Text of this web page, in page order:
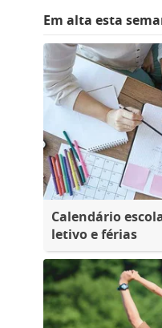
Em alta esta
Calendário
letivo e férias